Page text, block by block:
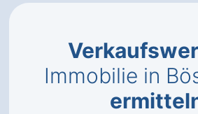
Immobilie in